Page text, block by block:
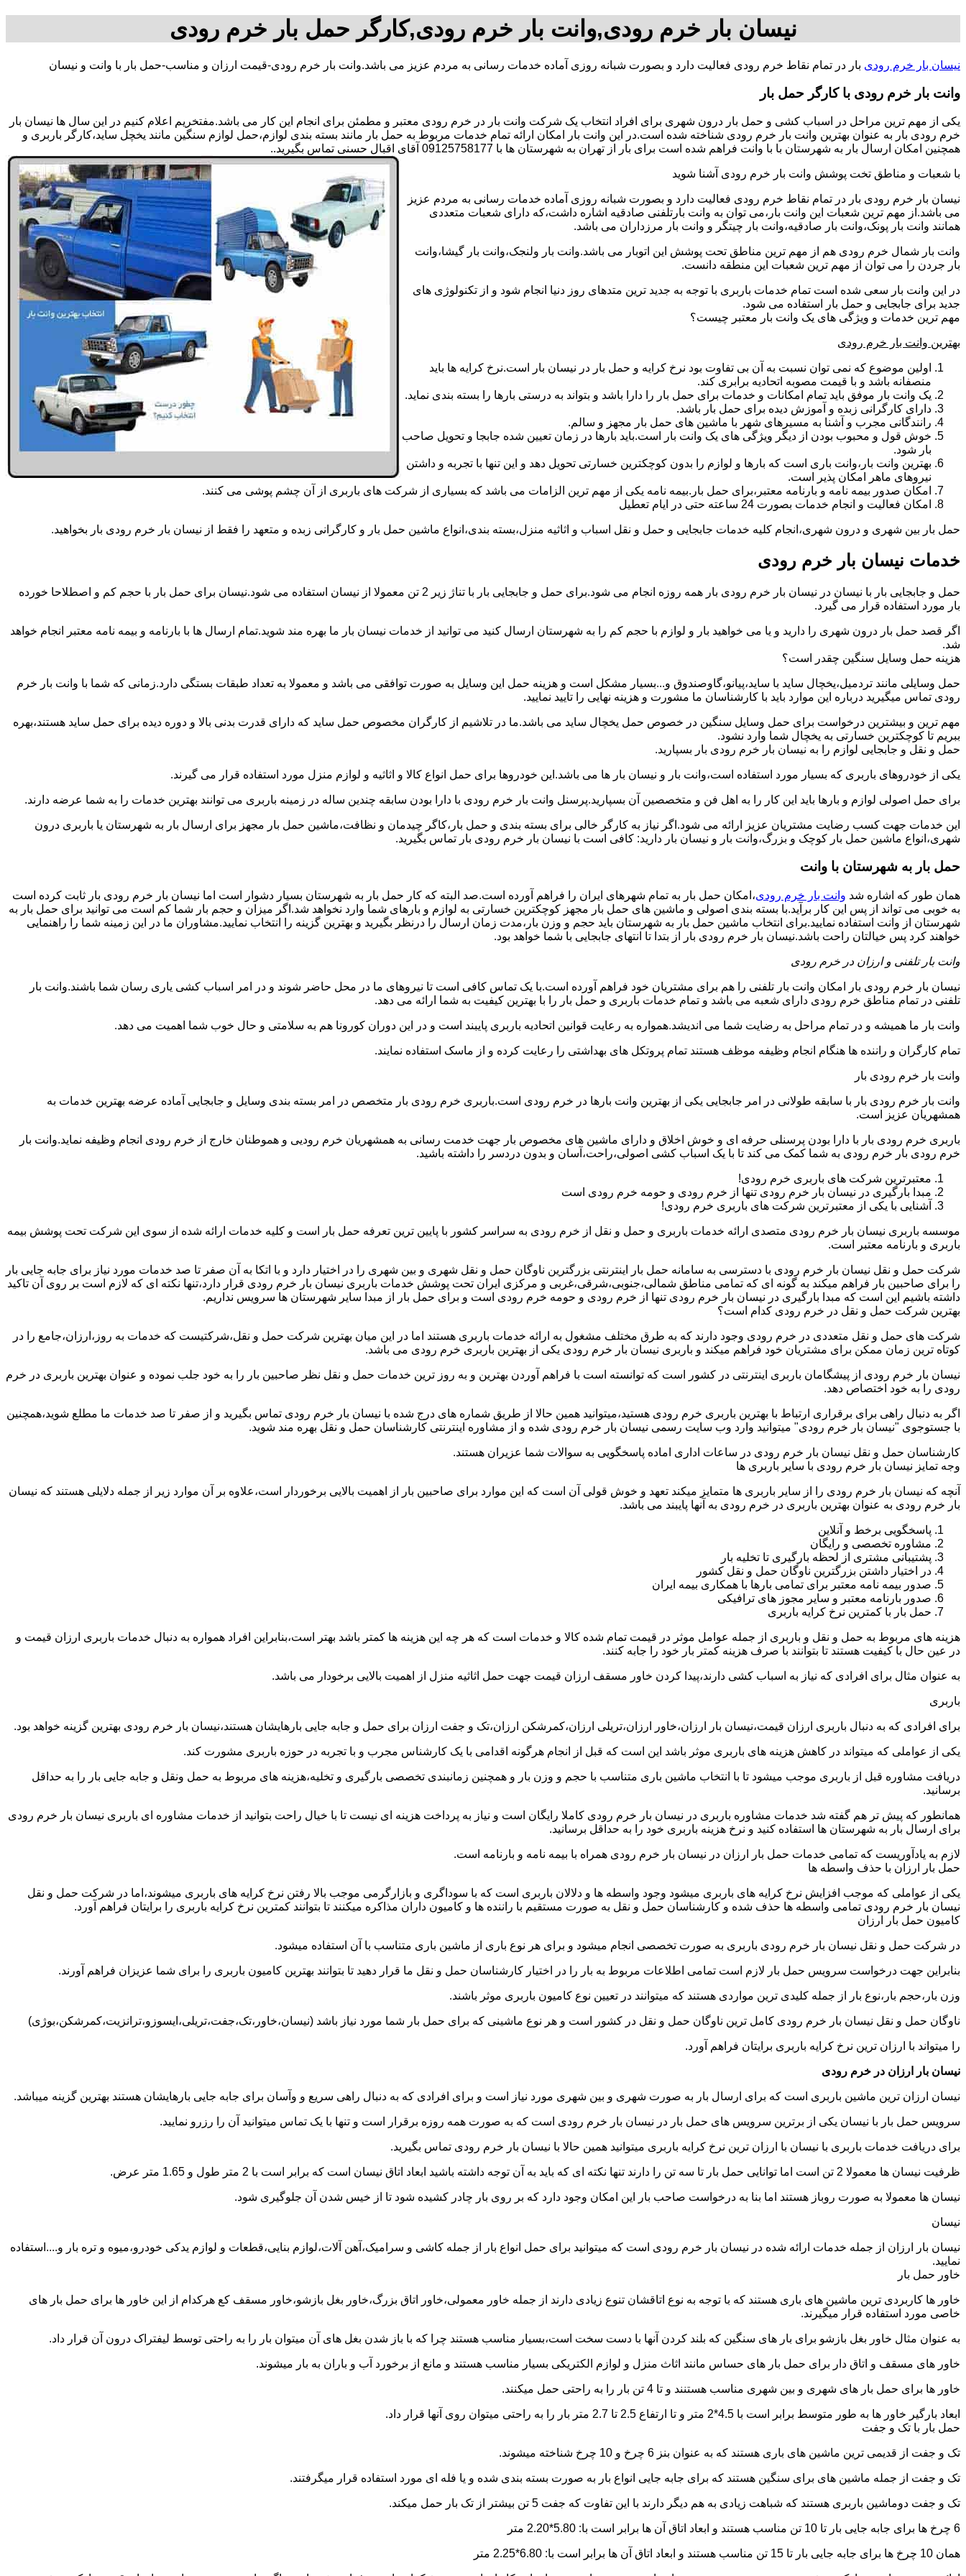
نیسان بار خرم رودی,وانت بار خرم رودی,کارگر حمل بار خرم رودی
نیسان بار خرم رودی بار در تمام نقاط خرم رودی فعالیت دارد و بصورت شبانه روزی آماده خدمات رسانی به مردم عزیز می باشد.وانت بار خرم رودی-قیمت ارزان و مناسب-حمل بار با وانت و نیسان
وانت بار خرم رودی با کارگر حمل بار
یکی از مهم ترین مراحل در اسباب کشی و حمل بار درون شهری برای افراد انتخاب یک شرکت وانت بار در خرم رودی معتبر و مطمئن برای انجام این کار می باشد.مفتخریم اعلام کنیم در این سال ها نیسان بار
خرم رودی بار به عنوان بهترین وانت بار خرم رودی شناخته شده است.در این وانت بار امکان ارائه تمام خدمات مربوط به حمل بار مانند بسته بندی لوازم،حمل لوازم سنگین مانند یخچل ساید،کارگر باربری و
همچنین امکان ارسال بار به شهرستان با با وانت فراهم شده است برای بار از تهران به شهرستان ها با 09125758177 آقای اقبال حسنی تماس بگیرید..
با شعبات و مناطق تخت پوشش وانت بار خرم رودی آشنا شوید
نیسان بار خرم رودی بار در تمام نقاط خرم رودی فعالیت دارد و بصورت شبانه روزی آماده خدمات رسانی به مردم عزیز
می باشد.از مهم ترین شعبات این وانت بار،می توان به وانت بارتلفنی صادقیه اشاره داشت،که دارای شعبات متعددی
همانند وانت بار پونک،وانت بار صادقیه،وانت بار چیتگر و وانت بار مرزداران می باشد.
وانت بار شمال خرم رودی هم از مهم ترین مناطق تحت پوشش این اتوبار می باشد.وانت بار ولنجک،وانت بار گیشا،وانت
بار جردن را می توان از مهم ترین شعبات این منطقه دانست.
در این وانت بار سعی شده است تمام خدمات باربری با توجه به جدید ترین متدهای روز دنیا انجام شود و از تکنولوژی های
جدید برای جابجایی و حمل بار استفاده می شود.
مهم ترین خدمات و ویژگی های یک وانت بار معتبر چیست؟
بهترین وانت بار خرم رودی
اولین موضوع که نمی توان نسبت به آن بی تفاوت بود نرخ کرایه و حمل بار در نیسان بار است.نرخ کرایه ها باید
منصفانه باشد و با قیمت مصوبه اتحادیه برابری کند.
یک وانت بار موفق باید تمام امکانات و خدمات برای حمل بار را دارا باشد و بتواند به درستی بارها را بسته بندی نماید.
دارای کارگرانی زبده و آموزش دیده برای حمل بار باشد.
رانندگانی مجرب و آشنا به مسیرهای شهر با ماشین های حمل بار مجهز و سالم.
خوش قول و محبوب بودن از دیگر ویژگی های یک وانت بار است.باید بارها در زمان تعیین شده جابجا و تحویل صاحب
بار شود.
بهترین وانت بار،وانت باری است که بارها و لوازم را بدون کوچکترین خسارتی تحویل دهد و این تنها با تجربه و داشتن
نیروهای ماهر امکان پذیر است.
امکان صدور بیمه نامه و بارنامه معتبر،برای حمل بار.بیمه نامه یکی از مهم ترین الزامات می باشد که بسیاری از شرکت های باربری از آن چشم پوشی می کنند.
امکان فعالیت و انجام خدمات بصورت 24 ساعته حتی در ایام تعطیل
حمل بار بین شهری و درون شهری،انجام کلیه خدمات جابجایی و حمل و نقل اسباب و اثاثیه منزل،بسته بندی،انواع ماشین حمل بار و کارگرانی زبده و متعهد را فقط از نیسان بار خرم رودی بار بخواهید.
خدمات نیسان بار خرم رودی
حمل و جابجایی بار با نیسان در نیسان بار خرم رودی بار همه روزه انجام می شود.برای حمل و جابجایی بار با تناژ زیر 2 تن معمولا از نیسان استفاده می شود.نیسان برای حمل بار با حجم کم و اصطلاحا خورده
بار مورد استفاده قرار می گیرد.
اگر قصد حمل بار درون شهری را دارید و یا می خواهید بار و لوازم با حجم کم را به شهرستان ارسال کنید می توانید از خدمات نیسان بار ما بهره مند شوید.تمام ارسال ها با بارنامه و بیمه نامه معتبر انجام خواهد
شد.
هزینه حمل وسایل سنگین چقدر است؟
حمل وسایلی مانند تردمیل،یخچال ساید با ساید،پیانو،گاوصندوق و...بسیار مشکل است و هزینه حمل این وسایل به صورت توافقی می باشد و معمولا به تعداد طبقات بستگی دارد.زمانی که شما با وانت بار خرم
رودی تماس میگیرید درباره این موارد باید با کارشناسان ما مشورت و هزینه نهایی را تایید نمایید.
مهم ترین و بیشترین درخواست برای حمل وسایل سنگین در خصوص حمل یخچال ساید می باشد.ما در تلاشیم از کارگران مخصوص حمل ساید که دارای قدرت بدنی بالا و دوره دیده برای حمل ساید هستند،بهره
ببریم تا کوچکترین خسارتی به یخچال شما وارد نشود.
حمل و نقل و جابجایی لوازم را به نیسان بار خرم رودی بار بسپارید.
یکی از خودروهای باربری که بسیار مورد استفاده است،وانت بار و نیسان بار ها می باشد.این خودروها برای حمل انواع کالا و اثاثیه و لوازم منزل مورد استفاده قرار می گیرند.
برای حمل اصولی لوازم و بارها باید این کار را به اهل فن و متخصصین آن بسپارید.پرسنل وانت بار خرم رودی با دارا بودن سابقه چندین ساله در زمینه باربری می توانند بهترین خدمات را به شما عرضه دارند.
این خدمات جهت کسب رضایت مشتریان عزیز ارائه می شود.اگر نیاز به کارگر خالی برای بسته بندی و حمل بار،کاگر چیدمان و نظافت،ماشین حمل بار مجهز برای ارسال بار به شهرستان یا باربری درون
شهری،انواع ماشین حمل بار کوچک و بزرگ،وانت بار و نیسان بار دارید: کافی است با نیسان بار خرم رودی بار تماس بگیرید.
حمل بار به شهرستان با وانت
همان طور که اشاره شد وانت بار خرم رودی،امکان حمل بار به تمام شهرهای ایران را فراهم آورده است.صد البته که کار حمل بار به شهرستان بسیار دشوار است اما نیسان بار خرم رودی بار ثابت کرده است
به خوبی می تواند از پس این کار برآید.با بسته بندی اصولی و ماشین های حمل بار مجهز کوچکترین خسارتی به لوازم و بارهای شما وارد نخواهد شد.اگر میزان و حجم بار شما کم است می توانید برای حمل بار به
شهرستان از وانت استفاده نمایید.برای انتخاب ماشین حمل بار به شهرستان باید حجم و وزن بار،مدت زمان ارسال را درنظر بگیرید و بهترین گزینه را انتخاب نمایید.مشاوران ما در این زمینه شما را راهنمایی
خواهند کرد پس خیالتان راحت باشد.نیسان بار خرم رودی بار از بتدا تا انتهای جابجایی با شما خواهد بود.
وانت بار تلفنی و ارزان در خرم رودی
نیسان بار خرم رودی بار امکان وانت بار تلفنی را هم برای مشتریان خود فراهم آورده است.با یک تماس کافی است تا نیروهای ما در محل حاضر شوند و در امر اسباب کشی یاری رسان شما باشند.وانت بار
تلفنی در تمام مناطق خرم رودی دارای شعبه می باشد و تمام خدمات باربری و حمل بار را با بهترین کیفیت به شما ارائه می دهد.
وانت بار ما همیشه و در تمام مراحل به رضایت شما می اندیشد.همواره به رعایت قوانین اتحادیه باربری پایبند است و در این دوران کورونا هم به سلامتی و حال خوب شما اهمیت می دهد.
تمام کارگران و راننده ها هنگام انجام وظیفه موظف هستند تمام پروتکل های بهداشتی را رعایت کرده و از ماسک استفاده نمایند.
وانت بار خرم رودی بار
وانت بار خرم رودی بار با سابقه طولانی در امر جابجایی یکی از بهترین وانت بارها در خرم رودی است.باربری خرم رودی بار متخصص در امر بسته بندی وسایل و جابجایی آماده عرضه بهترین خدمات به
همشهریان عزیز است.
باربری خرم رودی بار با دارا بودن پرسنلی حرفه ای و خوش اخلاق و دارای ماشین های مخصوص بار جهت خدمت رسانی به همشهریان خرم رودیی و هموطنان خارج از خرم رودی انجام وظیفه نماید.وانت بار
خرم رودی بار خرم رودی به شما کمک می کند تا با یک اسباب کشی اصولی،راحت،آسان و بدون دردسر را داشته باشید.
معتبرترین شرکت های باربری خرم رودی!
مبدا بارگیری در نیسان بار خرم رودی تنها از خرم رودی و حومه خرم رودی است
آشنایی با یکی از معتبرترین شرکت های باربری خرم رودی!
موسسه باربری نیسان بار خرم رودی متصدی ارائه خدمات باربری و حمل و نقل از خرم رودی به سراسر کشور با پایین ترین تعرفه حمل بار است و کلیه خدمات ارائه شده از سوی این شرکت تحت پوشش بیمه
باربری و بارنامه معتبر است.
شرکت حمل و نقل نیسان بار خرم رودی با دسترسی به سامانه حمل بار اینترنتی بزرگترین ناوگان حمل و نقل شهری و بین شهری را در اختیار دارد و با اتکا به آن صفر تا صد خدمات مورد نیاز برای جابه جایی بار
را برای صاحبین بار فراهم میکند به گونه ای که تمامی مناطق شمالی،جنوبی،شرقی،غربی و مرکزی ایران تحت پوشش خدمات باربری نیسان بار خرم رودی قرار دارد،تنها نکته ای که لازم است بر روی آن تاکید
داشته باشیم این است که مبدا بارگیری در نیسان بار خرم رودی تنها از خرم رودی و حومه خرم رودی است و برای حمل بار از مبدا سایر شهرستان ها سرویس نداریم.
بهترین شرکت حمل و نقل در خرم رودی کدام است؟
شرکت های حمل و نقل متعددی در خرم رودی وجود دارند که به طرق مختلف مشغول به ارائه خدمات باربری هستند اما در این میان بهترین شرکت حمل و نقل،شرکتیست که خدمات به روز،ارزان،جامع را در
کوتاه ترین زمان ممکن برای مشتریان خود فراهم میکند و باربری نیسان بار خرم رودی یکی از بهترین باربری خرم رودی می باشد.
نیسان بار خرم رودی از پیشگامان باربری اینترنتی در کشور است که توانسته است با فراهم آوردن بهترین و به روز ترین خدمات حمل و نقل نظر صاحبین بار را به خود جلب نموده و عنوان بهترین باربری در خرم
رودی را به خود اختصاص دهد.
اگر به دنبال راهی برای برقراری ارتباط با بهترین باربری خرم رودی هستید،میتوانید همین حالا از طریق شماره های درج شده با نیسان بار خرم رودی تماس بگیرید و از صفر تا صد خدمات ما مطلع شوید،همچنین
با جستوجوی "نیسان بار خرم رودی" میتوانید وارد وب سایت رسمی نیسان بار خرم رودی شده و از مشاوره اینترنتی کارشناسان حمل و نقل بهره مند شوید.
کارشناسان حمل و نقل نیسان بار خرم رودی در ساعات اداری اماده پاسخگویی به سوالات شما عزیران هستند.
وجه تمایز نیسان بار خرم رودی با سایر باربری ها
آنچه که نیسان بار خرم رودی را از سایر باربری ها متمایز میکند تعهد و خوش قولی آن است که این موارد برای صاحبین بار از اهمیت بالایی برخوردار است،علاوه بر آن موارد زیر از جمله دلایلی هستند که نیسان
بار خرم رودی به عنوان بهترین باربری در خرم رودی به آنها پایبند می باشد.
پاسخگویی برخط و آنلاین
مشاوره تخصصی و رایگان
پشتیبانی مشتری از لحظه بارگیری تا تخلیه بار
در اختیار داشتن بزرگترین ناوگان حمل و نقل کشور
صدور بیمه نامه معتبر برای تمامی بارها با همکاری بیمه ایران
صدور بارنامه معتبر و سایر مجوز های ترافیکی
حمل بار با کمترین نرخ کرایه باربری
هزینه های مربوط به حمل و نقل و باربری از جمله عوامل موثر در قیمت تمام شده کالا و خدمات است که هر چه این هزینه ها کمتر باشد بهتر است،بنابراین افراد همواره به دنبال خدمات باربری ارزان قیمت و
در عین حال با کیفیت هستند تا بتوانند با صرف هزینه کمتر بار خود را جابه کنند.
به عنوان مثال برای افرادی که نیاز به اسباب کشی دارند،پیدا کردن خاور مسقف ارزان قیمت جهت حمل اثاثیه منزل از اهمیت بالایی برخودار می باشد.
باربری
برای افرادی که به دنبال باربری ارزان قیمت،نیسان بار ارزان،خاور ارزان،تریلی ارزان،کمرشکن ارزان،تک و جفت ارزان برای حمل و جابه جایی بارهایشان هستند،نیسان بار خرم رودی بهترین گزینه خواهد بود.
یکی از عواملی که میتواند در کاهش هزینه های باربری موثر باشد این است که قبل از انجام هرگونه اقدامی با یک کارشناس مجرب و با تجربه در حوزه باربری مشورت کند.
دریافت مشاوره قبل از باربری موجب میشود تا با انتخاب ماشین باری متناسب با حجم و وزن بار و همچنین زمانبندی تخصصی بارگیری و تخلیه،هزینه های مربوط به حمل ونقل و جابه جایی بار را به حداقل
برسانید.
همانطور که پیش تر هم گفته شد خدمات مشاوره باربری در نیسان بار خرم رودی کاملا رایگان است و نیاز به پرداخت هزینه ای نیست تا با خیال راحت بتوانید از خدمات مشاوره ای باربری نیسان بار خرم رودی
برای ارسال بار به شهرستان ها استفاده کنید و نرخ هزینه باربری خود را به حداقل برسانید.
لازم به یادآوریست که تمامی خدمات حمل بار ارزان در نیسان بار خرم رودی همراه با بیمه نامه و بارنامه است.
حمل بار ارزان با حذف واسطه ها
یکی از عواملی که موجب افزایش نرخ کرایه های باربری میشود وجود واسطه ها و دلالان باربری است که با سوداگری و بازارگرمی موجب بالا رفتن نرخ کرایه های باربری میشوند،اما در شرکت حمل و نقل
نیسان بار خرم رودی تمامی واسطه ها حذف شده و کارشناسان حمل و نقل به صورت مستقیم با راننده ها و کامیون داران مذاکره میکنند تا بتوانند کمترین نرخ کرایه باربری را برایتان فراهم آورد.
کامیون حمل بار ارزان
در شرکت حمل و نقل نیسان بار خرم رودی باربری به صورت تخصصی انجام میشود و برای هر نوع باری از ماشین باری متناسب با آن استفاده میشود.
بنابراین جهت درخواست سرویس حمل بار لازم است تمامی اطلاعات مربوط به بار را در اختیار کارشناسان حمل و نقل ما قرار دهید تا بتوانند بهترین کامیون باربری را برای شما عزیزان فراهم آورند.
وزن بار،حجم بار،نوع بار از جمله کلیدی ترین مواردی هستند که میتوانند در تعیین نوع کامیون باربری موثر باشند.
ناوگان حمل و نقل نیسان بار خرم رودی کامل ترین ناوگان حمل و نقل در کشور است و هر نوع ماشینی که برای حمل بار شما مورد نیاز باشد (نیسان،خاور،تک،جفت،تریلی،ایسوزو،ترانزیت،کمرشکن،بوژی)
را میتواند با ارزان ترین نرخ کرایه باربری برایتان فراهم آورد.
نیسان بار ارزان در خرم رودی
نیسان ارزان ترین ماشین باربری است که برای ارسال بار به صورت شهری و بین شهری مورد نیاز است و برای افرادی که به دنبال راهی سریع و وآسان برای جابه جایی بارهایشان هستند بهترین گزینه میباشد.
سرویس حمل بار با نیسان یکی از برترین سرویس های حمل بار در نیسان بار خرم رودی است که به صورت همه روزه برقرار است و تنها با یک تماس میتوانید آن را رزرو نمایید.
برای دریافت خدمات باربری با نیسان با ارزان ترین نرخ کرایه باربری میتوانید همین حالا با نیسان بار خرم رودی تماس بگیرید.
ظرفیت نیسان ها معمولا 2 تن است اما توانایی حمل بار تا سه تن را دارند تنها نکته ای که باید به آن توجه داشته باشید ابعاد اتاق نیسان است که برابر است با 2 متر طول و 1.65 متر عرض.
نیسان ها معمولا به صورت روباز هستند اما بنا به درخواست صاحب بار این امکان وجود دارد که بر روی بار چادر کشیده شود تا از خیس شدن آن جلوگیری شود.
نیسان
نیسان بار ارزان از جمله خدمات ارائه شده در نیسان بار خرم رودی است که میتوانید برای حمل انواع بار از جمله کاشی و سرامیک،آهن آلات،لوازم بنایی،قطعات و لوازم یدکی خودرو،میوه و تره بار و....استفاده
نمایید.
خاور حمل بار
خاور ها کاربردی ترین ماشین های باری هستند که با توجه به نوع اتاقشان تنوع زیادی دارند از جمله خاور معمولی،خاور اتاق بزرگ،خاور بغل بازشو،خاور مسقف کع هرکدام از این خاور ها برای حمل بار های
خاصی مورد استفاده قرار میگیرند.
به عنوان مثال خاور بغل بازشو برای بار های سنگین که بلند کردن آنها با دست سخت است،بسیار مناسب هستند چرا که با باز شدن بغل های آن میتوان بار را به راحتی توسط لیفتراک درون آن قرار داد.
خاور های مسقف و اتاق دار برای حمل بار های حساس مانند اثاث منزل و لوازم الکتریکی بسیار مناسب هستند و مانع از برخورد آب و باران به بار میشوند.
خاور ها برای حمل بار های شهری و بین شهری مناسب هستنند و تا 4 تن بار را به راحتی حمل میکنند.
ابعاد بارگیر خاور ها به طور متوسط برابر است با 4.5*2 متر و تا ارتفاع 2.5 تا 2.7 متر بار را به راحتی میتوان روی آنها قرار داد.
حمل بار با تک و جفت
تک و جفت از قدیمی ترین ماشین های باری هستند که به عنوان بنز 6 چرخ و 10 چرخ شناخته میشوند.
تک و جفت از جمله ماشین های برای سنگین هستند که برای جابه جایی انواع بار به صورت بسته بندی شده و یا فله ای مورد استفاده قرار میگرفتند.
تک و جفت دوماشین باربری هستند که شباهت زیادی به هم دیگر دارند با این تفاوت که جفت 5 تن بیشتر از تک بار حمل میکند.
6 چرخ ها برای جابه جایی بار تا 10 تن مناسب هستند و ابعاد اتاق آن ها برابر است با: 5.80*2.20 متر
همان 10 چرخ ها برای جابه جایی بار تا 15 تن مناسب هستند و ابعاد اتاق آن ها برابر است با: 6.80*2.25 متر